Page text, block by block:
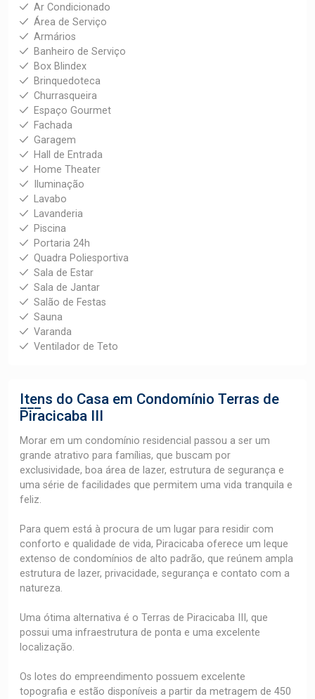
Ar Condicionado
Área de Serviço
Armários
Banheiro de Serviço
Box Blindex
Brinquedoteca
Churrasqueira
Espaço Gourmet
Fachada
Garagem
Hall de Entrada
Home Theater
Iluminação
Lavabo
Lavanderia
Piscina
Portaria 24h
Quadra Poliesportiva
Sala de Estar
Sala de Jantar
Salão de Festas
Sauna
Varanda
Ventilador de Teto
Itens do Casa em Condomínio Terras de
Piracicaba III
Morar em um condomínio residencial passou a ser um
grande atrativo para famílias, que buscam por
exclusividade, boa área de lazer, estrutura de segurança e
uma série de facilidades que permitem uma vida tranquila e
feliz.
Para quem está à procura de um lugar para residir com
conforto e qualidade de vida, Piracicaba oferece um leque
extenso de condomínios de alto padrão, que reúnem ampla
estrutura de lazer, privacidade, segurança e contato com a
natureza.
Uma ótima alternativa é o Terras de Piracicaba III, que
possui uma infraestrutura de ponta e uma excelente
localização.
Os lotes do empreendimento possuem excelente
topografia e estão disponíveis a partir da metragem de 450